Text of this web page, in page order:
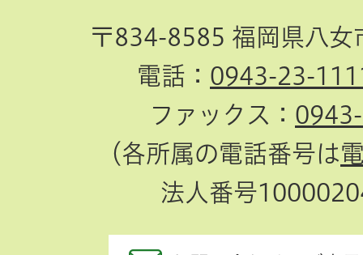
〒834-8585 福岡県八女
電話： 0943-23-
ファックス：
（各所属の電話番号は
法人番号